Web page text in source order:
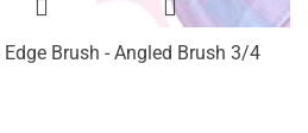
Brush - Angled Brush 3/4